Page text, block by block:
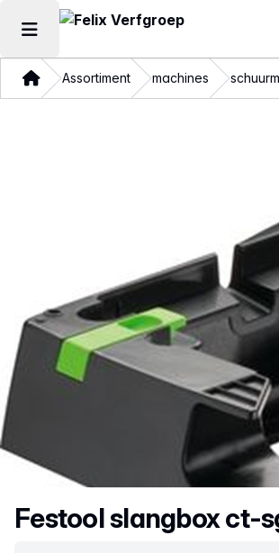
Hoofdmenu openen
ThuisAssortiment machines
Productnaam
Festool slangbox ct-